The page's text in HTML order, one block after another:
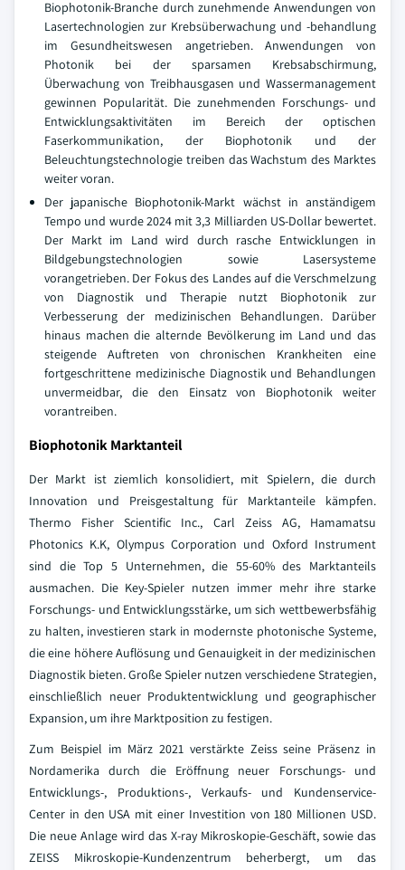
Biophotonik-Branche durch zunehmende Anwendungen von
Lasertechnologien zur Krebsüberwachung und -behandlung
im Gesundheitswesen angetrieben. Anwendungen von
Photonik bei der sparsamen Krebsabschirmung,
Überwachung von Treibhausgasen und Wassermanagement
gewinnen Popularität. Die zunehmenden Forschungs- und
Entwicklungsaktivitäten im Bereich der optischen
Faserkommunikation, der Biophotonik und der
Beleuchtungstechnologie treiben das Wachstum des Marktes
weiter voran.
Der japanische Biophotonik-Markt wächst in anständigem
Tempo und wurde 2024 mit 3,3 Milliarden US-Dollar bewertet.
Der Markt im Land wird durch rasche Entwicklungen in
Bildgebungstechnologien sowie Lasersysteme
vorangetrieben. Der Fokus des Landes auf die Verschmelzung
von Diagnostik und Therapie nutzt Biophotonik zur
Verbesserung der medizinischen Behandlungen. Darüber
hinaus machen die alternde Bevölkerung im Land und das
steigende Auftreten von chronischen Krankheiten eine
fortgeschrittene medizinische Diagnostik und Behandlungen
unvermeidbar, die den Einsatz von Biophotonik weiter
vorantreiben.
Biophotonik Marktanteil
Der Markt ist ziemlich konsolidiert, mit Spielern, die durch
Innovation und Preisgestaltung für Marktanteile kämpfen.
Thermo Fisher Scientific Inc., Carl Zeiss AG, Hamamatsu
Photonics K.K, Olympus Corporation und Oxford Instrument
sind die Top 5 Unternehmen, die 55-60% des Marktanteils
ausmachen. Die Key-Spieler nutzen immer mehr ihre starke
Forschungs- und Entwicklungsstärke, um sich wettbewerbsfähig
zu halten, investieren stark in modernste photonische Systeme,
die eine höhere Auflösung und Genauigkeit in der medizinischen
Diagnostik bieten. Große Spieler nutzen verschiedene Strategien,
einschließlich neuer Produktentwicklung und geographischer
Expansion, um ihre Marktposition zu festigen.
Zum Beispiel im März 2021 verstärkte Zeiss seine Präsenz in
Nordamerika durch die Eröffnung neuer Forschungs- und
Entwicklungs-, Produktions-, Verkaufs- und Kundenservice-
Center in den USA mit einer Investition von 180 Millionen USD.
Die neue Anlage wird das X-ray Mikroskopie-Geschäft, sowie das
ZEISS Mikroskopie-Kundenzentrum beherbergt, um das